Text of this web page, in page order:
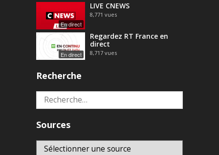
En direct
LIVE CNEWS
8,771 vues
En direct
Regardez RT France en
direct
8,717 vues
Recherche
Rechercher :
Sources